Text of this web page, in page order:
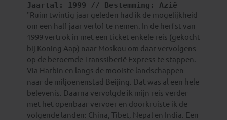
Jaartal: 1999 // Bestemming: Azië
"Ruim twintig jaar geleden had ik de mogelijkheid
om een half jaar verlof te nemen. In de herfst van
1999 vertrok in met een ticket enkele reis (gekocht
bij Koning Aap) naar Moskou om daar vervolgens
op de beroemde Transsiberië Express te stappen.
Via Harbin en langs de mooiste landschappen
naar de miljoenenstad Beijing. Dat was al een hele
belevenis. Daarna vervolgde ik mijn reis verder
met het openbaar vervoer en doorkruiste ik de
volgende landen: China, Tibet, Nepal en India. Een